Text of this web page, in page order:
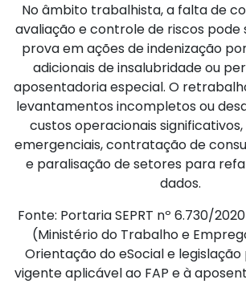
No âmbito trabalhista, a falta de
avaliação e controle de riscos pode
prova em ações de indenização
adicionais de insalubridade ou
aposentadoria especial. O
levantamentos incompletos ou
custos operacionais
emergenciais, contratação de
e paralisação de setores para
dados.
Fonte: Portaria SEPRT nº 6.730/
(Ministério do Trabalho e
Orientação do eSocial e
vigente aplicável ao FAP e à